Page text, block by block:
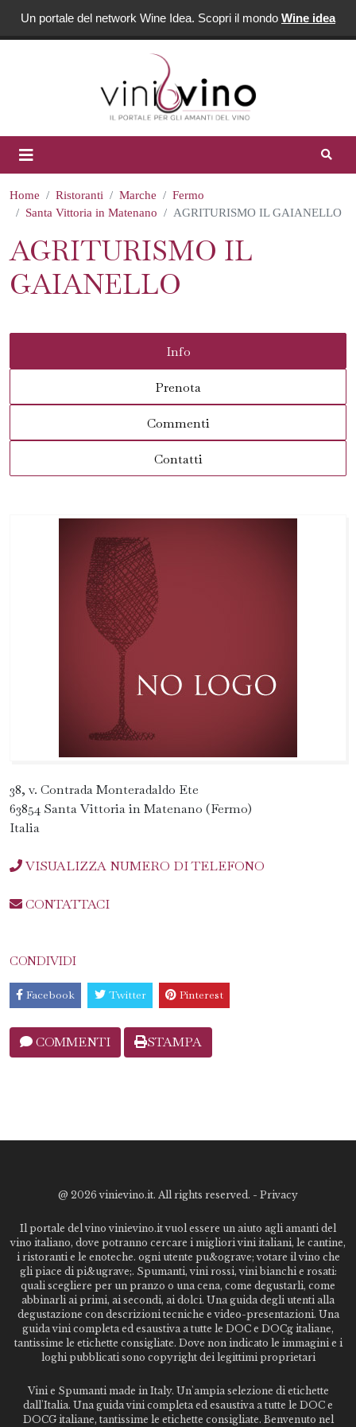
Un portale del network Wine Idea. Scopri il mondo Wine idea
Home Ristoranti Marche
Fermo
Santa Vittoria in Matenano
AGRITURISMO IL GAIANELLO
AGRITURISMO IL
GAIANELLO
Info
Prenota
Commenti
Contatti
38, v. Contrada Monteradaldo Ete
63854 Santa Vittoria in Matenano (Fermo)
Italia
VISUALIZZA NUMERO DI TELEFONO
CONTATTACI
CONDIVIDI
Facebook Twitter Pinterest
COMMENTI STAMPA
@ 2026 vinievino.it. All rights reserved. - Privacy
Il portale del vino vinievino.it vuol essere un aiuto agli amanti del
vino italiano, dove potranno cercare i migliori vini italiani, le cantine,
i ristoranti e le enoteche. ogni utente pu&ograve; votare il vino che
gli piace di pi&ugrave;. Spumanti, vini rossi, vini bianchi e rosati:
quali scegliere per un pranzo o una cena, come degustarli, come
abbinarli ai primi, ai secondi, ai dolci. Una guida degli utenti alla
degustazione con descrizioni tecniche e video-presentazioni. Una
guida vini completa ed esaustiva a tutte le DOC e DOCg italiane,
tantissime le etichette consigliate. Dove non indicato le immagini e i
loghi pubblicati sono copyright dei legittimi proprietari
Vini e Spumanti made in Italy. Un'ampia selezione di etichette
dall'Italia. Una guida vini completa ed esaustiva a tutte le DOC e
DOCG italiane, tantissime le etichette consigliate. Benvenuto nel